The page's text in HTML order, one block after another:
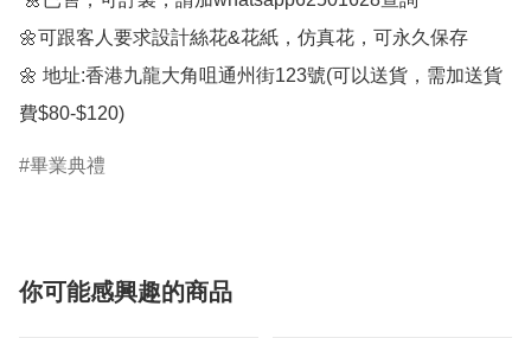
🌼可跟客人要求設計絲花&花紙，仿真花，可永久保存
🌼 地址:香港九龍大角咀通州街123號(可以送貨，需加送貨
費$80-$120)
畢業典禮
你可能感興趣的商品